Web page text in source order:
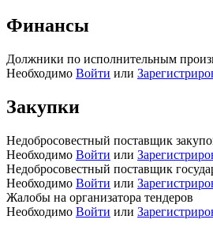
Финансы
Должники по исполнительным
Необходимо Войти или
Закупки
Недобросовестный поставщик
Необходимо Войти или
Недобросовестный поставщик
Необходимо Войти или
Жалобы на организатора тендеров
Необходимо Войти или